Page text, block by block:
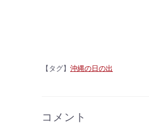
【タグ】 沖縄の日の出
コメント